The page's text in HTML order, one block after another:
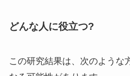
どんな人に役立つ?
この研究結果は、次のような